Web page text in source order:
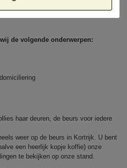
de volgende onderwerpen:
haar deuren, de beurs voor iedere
weer op de beurs in Kortrijk. U bent
een heerlijk kopje koffie) onze
te bekijken op onze stand.